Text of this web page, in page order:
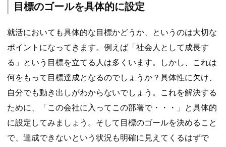
目標のゴールを具体的に設定
就活においても具体的な目標かどうか、というのは大切な
ポイントになってきます。例えば「社会人として成長す
る」という目標を立てる人は多くいます。しかし、これは
何をもって目標達成となるのでしょうか？具体性に欠け、
自分でも動き出しがわからないでしょう。これを解決する
ために、「この会社に入ってこの部署で・・・」と具体的
に設定してみましょう。そして目標のゴールを決めること
で、達成できないという状況も明確に見えてくるはずで